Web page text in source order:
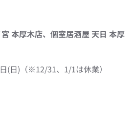
本厚木店、個室居酒屋 天日 本厚
(日)（※12/31、1/1は休業）